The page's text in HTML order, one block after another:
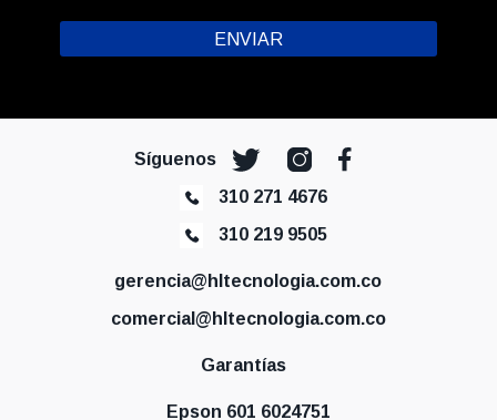
Síguenos
310 271 4676
310 219 9505
gerencia@hltecnologia.com.co
comercial@hltecnologia.com.co
Garantías
Epson 601 6024751